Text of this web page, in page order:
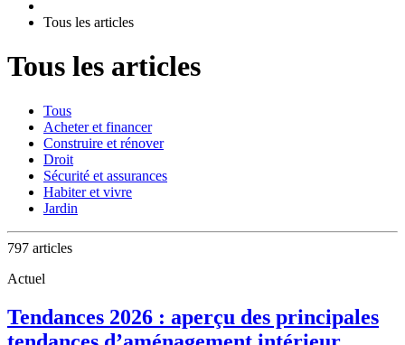
Tous les articles
Tous les articles
Tous
Acheter et financer
Construire et rénover
Droit
Sécurité et assurances
Habiter et vivre
Jardin
797 articles
Actuel
Tendances 2026 : aperçu des principales